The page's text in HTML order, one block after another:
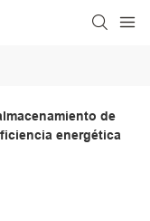
de
energética